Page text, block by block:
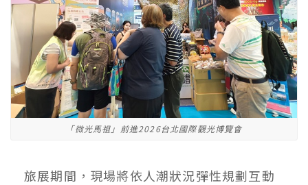
「微光馬祖」前進2026台北國際觀光博覽會
旅展期間，現場將依人潮狀況彈性規劃互動